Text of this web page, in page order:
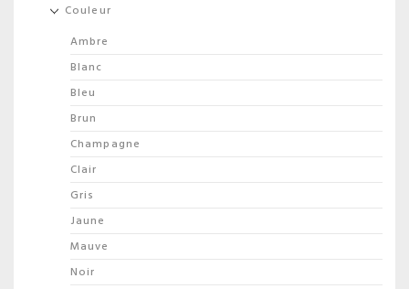
Couleur
Ambre
Blanc
Bleu
Brun
Champagne
Clair
Gris
Jaune
Mauve
Noir